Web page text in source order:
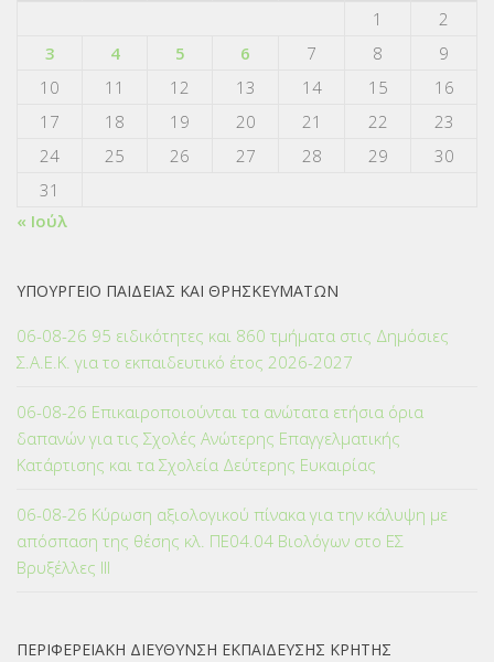
1
2
3
4 5 6 7 8
9
10
11 12 13 14 15
16
17
18 19 20 21 22
23
24
25 26 27 28 29
30
31
« Ιούλ
ΥΠΟΥΡΓΕΙΟ ΠΑΙΔΕΙΑΣ ΚΑΙ ΘΡΗΣΚΕΥΜΑΤΩΝ
06-08-26 95 ειδικότητες και 860 τμήματα στις Δημόσιες
Σ.Α.Ε.Κ. για το εκπαιδευτικό έτος 2026-2027
06-08-26 Επικαιροποιούνται τα ανώτατα ετήσια όρια
δαπανών για τις Σχολές Ανώτερης Επαγγελματικής
Κατάρτισης και τα Σχολεία Δεύτερης Ευκαιρίας
06-08-26 Κύρωση αξιολογικού πίνακα για την κάλυψη με
απόσπαση της θέσης κλ. ΠΕ04.04 Βιολόγων στο ΕΣ
Βρυξέλλες ΙΙΙ
ΠΕΡΙΦΕΡΕΙΑΚΗ ΔΙΕΥΘΥΝΣΗ ΕΚΠΑΙΔΕΥΣΗΣ ΚΡΗΤΗΣ